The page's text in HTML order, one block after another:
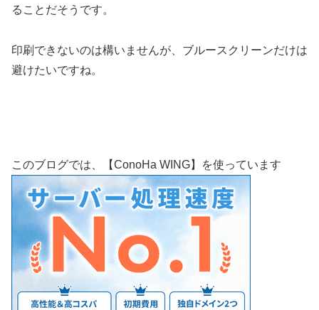
ることだそうです。
印刷できないのは構いませんが、ブルースクリーンだけは
避けたいですね。
このブログでは、【ConoHa WING】を使っています